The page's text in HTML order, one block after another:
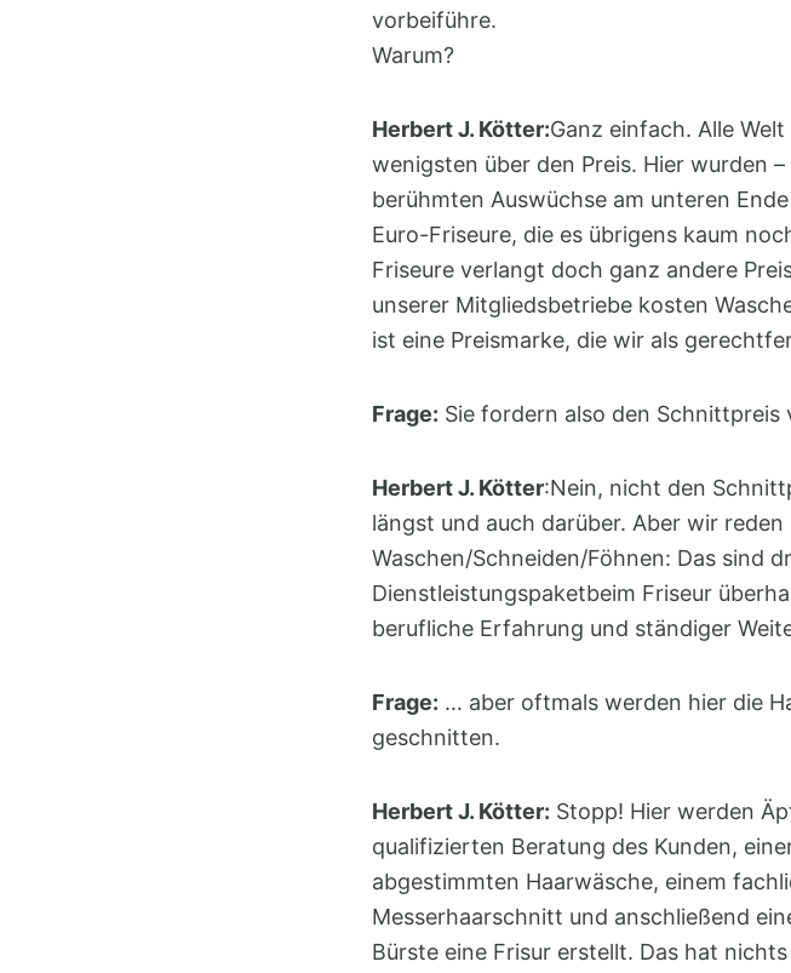
vorbeiführe.
Warum?
Herbert J. Kötter:Ganz einfach. Alle
wenigsten über den Preis. Hier wurden
berühmten Auswüchse am unteren
Euro-Friseure, die es übrigens kaum
Friseure verlangt doch ganz andere
unserer Mitgliedsbetriebe kosten
ist eine Preismarke, die wir als
Frage: Sie fordern also den Schnittpreis
Herbert J. Kötter:Nein, nicht den
längst und auch darüber. Aber wir
Waschen/Schneiden/Föhnen: Das sind
Dienstleistungspaketbeim Friseur
berufliche Erfahrung und ständiger
Frage: … aber oftmals werden hier die
geschnitten.
Herbert J. Kötter: Stopp! Hier werden
qualifizierten Beratung des Kunden,
abgestimmten Haarwäsche, einem
Messerhaarschnitt und anschließend
Bürste eine Frisur erstellt. Das hat